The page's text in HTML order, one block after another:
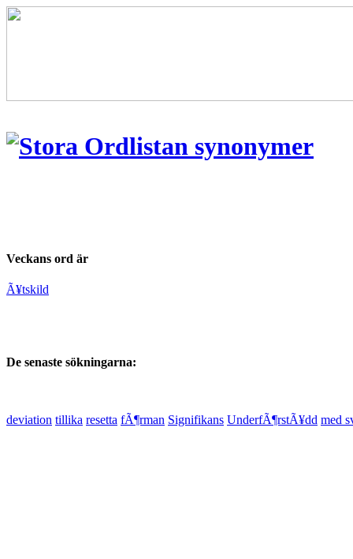
Veckans ord är
Ã¥tskild
De senaste sökningarna:
deviation tillika resetta fÃ¶rman Signifikans UnderfÃ¶rstÃ¥dd med